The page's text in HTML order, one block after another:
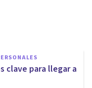
clave para llegar a